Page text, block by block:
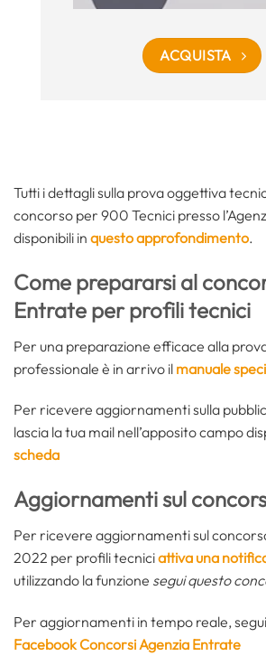
ACQUISTA
Tutti i dettagli sulla prova oggettiva
concorso per 900 Tecnici presso
disponibili in questo approfondimento.
Come prepararsi al
Entrate per profili tecnici
Per una preparazione efficace alla
professionale è in arrivo il manuale
Per ricevere aggiornamenti sulla
lascia la tua mail nell’apposito campo
scheda
Aggiornamenti sul
Per ricevere aggiornamenti sul
2022 per profili tecniciattiva una
utilizzando la funzione segui questo
Per aggiornamenti in tempo reale,
Facebook Concorsi Agenzia Entrate